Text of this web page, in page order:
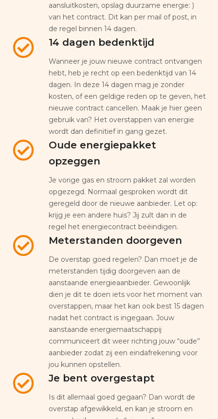
aansluitkosten, opslag duurzame energie: )
van het contract. Dit kan per mail of post, in
de regel binnen 14 dagen.
14 dagen bedenktijd
Wanneer je jouw nieuwe contract ontvangen
hebt, heb je recht op een bedenktijd van 14
dagen. In deze 14 dagen mag je zonder
kosten, of een geldige reden op te geven, het
nieuwe contract cancellen. Maak je hier geen
gebruik van? Het overstappen van energie
wordt dan definitief in gang gezet.
Oude energiepakket
opzeggen
Je vorige gas en stroom pakket zal worden
opgezegd. Normaal gesproken wordt dit
geregeld door de nieuwe aanbieder. Let op:
krijg je een andere huis? Jij zult dan in de
regel het energiecontract beëindigen.
Meterstanden doorgeven
De overstap goed regelen? Dan moet je de
meterstanden tijdig doorgeven aan de
aanstaande energieaanbieder. Gewoonlijk
dien je dit te doen iets voor het moment van
overstappen, maar het kan ook best 15 dagen
nadat het contract is ingegaan. Jouw
aanstaande energiemaatschappij
communiceert dit weer richting jouw “oude”
aanbieder zodat zij een eindafrekening voor
jou kunnen opstellen.
Je bent overgestapt
Is dit allemaal goed gegaan? Dan wordt de
overstap afgewikkeld, en kan je stroom en